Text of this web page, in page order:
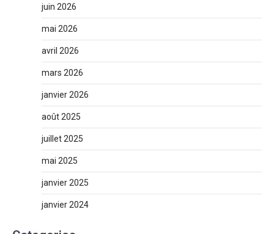
juin 2026
mai 2026
avril 2026
mars 2026
janvier 2026
août 2025
juillet 2025
mai 2025
janvier 2025
janvier 2024